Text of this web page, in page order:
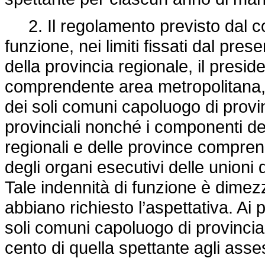
2. Il regolamento previsto dal
funzione, nei limiti fissati dal
della provincia regionale, il
comprendente area
dei soli comuni capoluogo di
provinciali nonché i componenti
regionali e delle province
degli organi esecutivi delle unioni
Tale indennità di funzione è
abbiano richiesto l’aspettativa.
soli comuni capoluogo di
cento di quella spettante agli